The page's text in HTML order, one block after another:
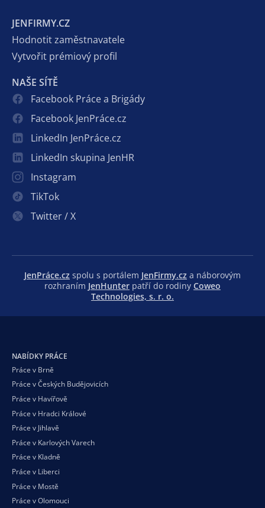
JENFIRMY.CZ
Hodnotit zaměstnavatele
Vytvořit prémiový profil
NAŠE SÍTĚ
Facebook Práce a Brigády
Facebook JenPráce.cz
LinkedIn JenPráce.cz
LinkedIn skupina JenHR
Instagram
TikTok
Twitter / X
JenPráce.cz spolu s portálem JenFirmy.cz a náborovým
rozhraním JenHunter patří do rodiny Coweo
Technologies, s. r. o.
NABÍDKY PRÁCE
Práce v Brně
Práce v Českých Budějovicích
Práce v Havířově
Práce v Hradci Králové
Práce v Jihlavě
Práce v Karlových Varech
Práce v Kladně
Práce v Liberci
Práce v Mostě
Práce v Olomouci